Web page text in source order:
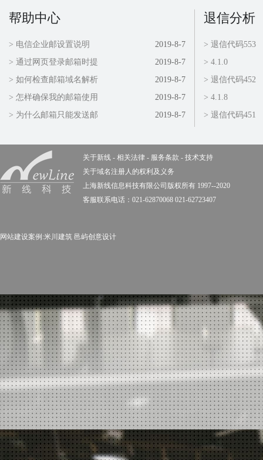
帮助中心
2019-8-7
> 电信企业邮设置说明
2019-8-7
> 通过网页登录邮箱时提
2019-8-7
> 如何检查邮箱域名解析
2019-8-7
> 怎样确保我的邮箱使用
2019-8-7
> 为什么邮箱只能发送邮
退信分析
> 退信代码553
> 4.1.0
> 退信代码452
> 4.1.8
> 退信代码451
关于新线 - 相关法律 - 服务条款 - 技术支持
关于域名注册人的权利及义务
上海新线信息科技有限公司版权所有 1997--2020
客服联系电话：021-62870068 021-62723407
网站建设案例:米川建筑 邑屿创意设计